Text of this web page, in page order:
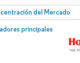
del Mercado
principales